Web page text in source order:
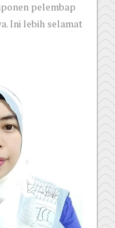
pelembap
Ini lebih selamat